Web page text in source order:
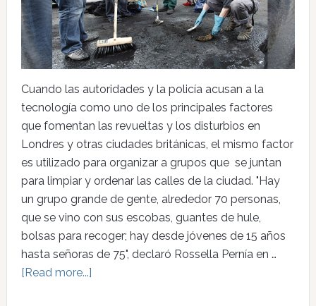
Cuando las autoridades y la policía acusan a la
tecnología como uno de los principales factores
que fomentan las revueltas y los disturbios en
Londres y otras ciudades británicas, el mismo factor
es utilizado para organizar a grupos que se juntan
para limpiar y ordenar las calles de la ciudad. "Hay
un grupo grande de gente, alrededor 70 personas,
que se vino con sus escobas, guantes de hule,
bolsas para recoger; hay desde jóvenes de 15 años
hasta señoras de 75", declaró Rossella Pernía en …
[Read more...]